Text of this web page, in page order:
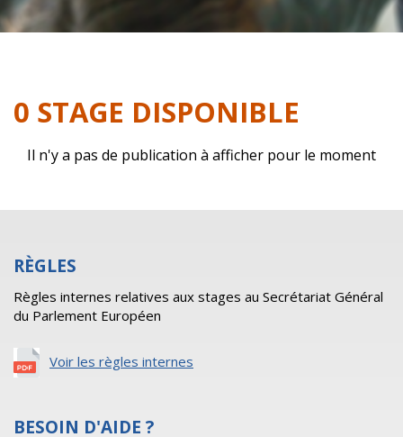
0 STAGE DISPONIBLE
Il n'y a pas de publication à afficher pour le moment
RÈGLES
Règles internes relatives aux stages au Secrétariat Général
du Parlement Européen
Voir les règles internes
BESOIN D'AIDE ?